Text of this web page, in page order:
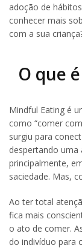
adoção de
conhecer mais
com a sua
O que
Mindful Eating é
como “comer
surgiu para
despertando uma
principalmente,
saciedade. Mas,
Ao ter total
fica mais
o ato de comer.
do indivíduo para